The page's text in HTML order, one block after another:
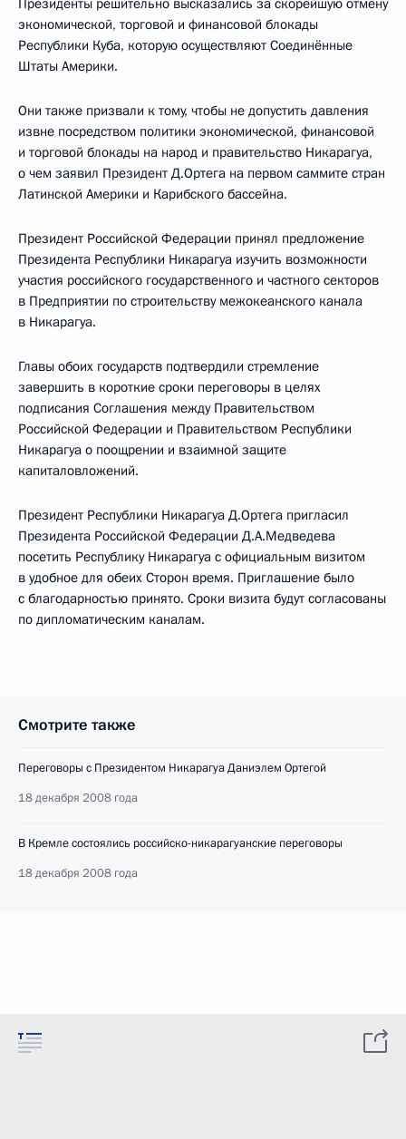
Президенты решительно высказались за скорейшую отмену
экономической, торговой и финансовой блокады
Республики Куба, которую осуществляют Соединённые
Штаты Америки.
Они также призвали к тому, чтобы не допустить давления
извне посредством политики экономической, финансовой
и торговой блокады на народ и правительство Никарагуа,
о чем заявил Президент Д.Ортега на первом саммите стран
Латинской Америки и Карибского бассейна.
Президент Российской Федерации принял предложение
Президента Республики Никарагуа изучить возможности
участия российского государственного и частного секторов
в Предприятии по строительству межокеанского канала
в Никарагуа.
Главы обоих государств подтвердили стремление
завершить в короткие сроки переговоры в целях
подписания Соглашения между Правительством
Российской Федерации и Правительством Республики
Никарагуа о поощрении и взаимной защите
капиталовложений.
Президент Республики Никарагуа Д.Ортега пригласил
Президента Российской Федерации Д.А.Медведева
посетить Республику Никарагуа с официальным визитом
в удобное для обеих Сторон время. Приглашение было
с благодарностью принято. Сроки визита будут согласованы
по дипломатическим каналам.
Смотрите также
Переговоры с Президентом Никарагуа Даниэлем Ортегой
18 декабря 2008 года
В Кремле состоялись российско-никарагуанские переговоры
18 декабря 2008 года